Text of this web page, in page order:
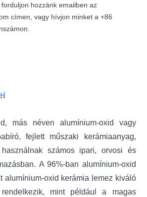
hozzánk emailben az
címen, vagy hívjon minket a +86
más néven alumínium-oxid vagy
fejlett műszaki kerámiaanyag,
számos ipari, orvosi és
A 96%-ban alumínium-oxid
alumínium-oxid kerámia lemez kiváló
rendelkezik, mint például a magas